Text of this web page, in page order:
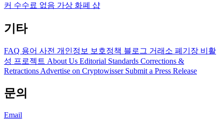
커 수수료 없음 가상 화폐 샵
기타
FAQ 용어 사전 개인정보 보호정책 블로그 거래소 폐기장 비활
성 프로젝트 About Us Editorial Standards Corrections &
Retractions Advertise on Cryptowisser Submit a Press Release
문의
Email